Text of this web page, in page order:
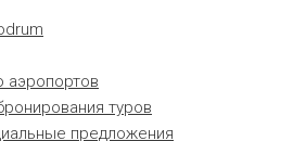
аэропортов
туров
предложения